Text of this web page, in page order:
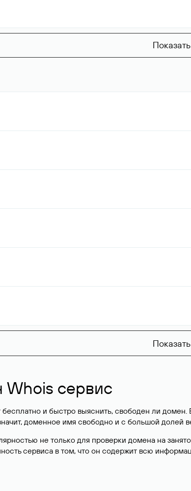
Whois сервис
бесплатно и быстро выяснить, свободен ли
доменное имя свободно и с большой долей
не только для проверки домена на
сервиса в том, что он содержит всю